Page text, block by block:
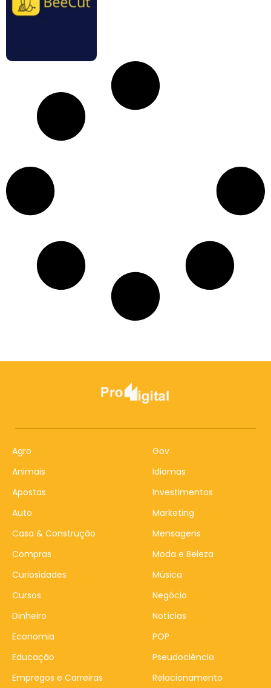
Agro
Animais
Apostas
Auto
Casa & Construção
Compras
Curiosidades
Cursos
Dinheiro
Economia
Educação
Empregos e Carreiras
Gov
Idiomas
Investimentos
Marketing
Mensagens
Moda e Beleza
Música
Negócio
Notícias
POP
Pseudociência
Relacionamento